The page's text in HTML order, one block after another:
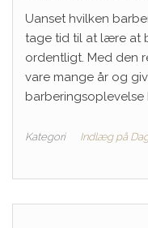
Uanset hvilken
tage tid til at lære at
ordentligt. Med den
vare mange år og
barberingsoplevelse
Kategori Indlæg på